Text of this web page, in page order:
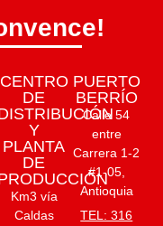
CENTRO
DE
Y
PLANTA
DE
Km3 vía
Caldas
PUERTO
BERRÍO
Calle 54
entre
Carrera 1-2
#1-05,
Antioquia
TEL: 316